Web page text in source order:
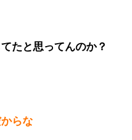
たと思ってんのか？
らな